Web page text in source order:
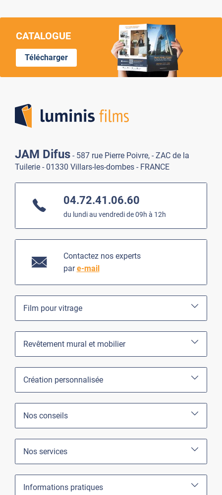
CATALOGUE
Télécharger
JAM Difus - 587 rue Pierre Poivre, - ZAC de la
Tuilerie - 01330 Villars-les-dombes - FRANCE
04.72.41.06.60
du lundi au vendredi de 09h à 12h
Contactez nos experts
pare-mail
Film pour vitrage
Revêtement mural et mobilier
Création personnalisée
Nos conseils
Nos services
Informations pratiques